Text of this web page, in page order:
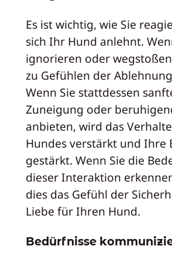
Es ist wichtig, wie Sie
sich Ihr Hund anlehnt.
ignorieren oder
zu Gefühlen der
Wenn Sie stattdessen
Zuneigung oder
anbieten, wird das
Hundes verstärkt und Ihre
gestärkt. Wenn Sie die
dieser Interaktion
dies das Gefühl der
Liebe für Ihren Hund.
Bedürfnisse